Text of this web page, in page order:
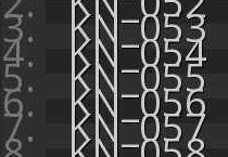
KN_053
KN_054
KN_055
KN_056
KN_057